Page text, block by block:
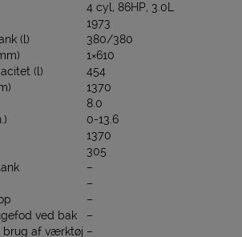
4 cyl, 86HP, 3.0L
1973
(l)
380/380
1×610
(l)
454
1370
8.0
0-13.6
1370
305
–
–
–
ved bak
–
brug af værktøj –